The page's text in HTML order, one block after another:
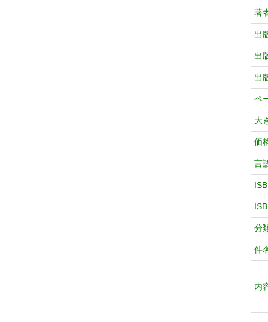
著
出
出
出
ペ
大
価
言
分
件
内